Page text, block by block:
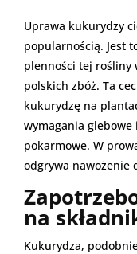
Uprawa kukurydzy
popularnością. Jest
plenności tej rośliny
polskich zbóż. Ta
kukurydzę na
wymagania
pokarmowe. W
odgrywa nawożenie
na
Kukurydza,